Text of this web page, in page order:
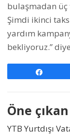
bulaşmadan üç
Şimdi ikinci
yardım
bekliyoruz.”
Öne
YTB Yurtdışı